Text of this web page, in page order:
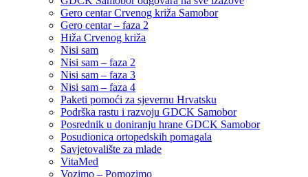
Gero centar Crvenog križa Samobor
Gero centar – faza 2
Hiža Crvenog križa
Nisi sam
Nisi sam – faza 2
Nisi sam – faza 3
Nisi sam – faza 4
Paketi pomoći za sjevernu Hrvatsku
Podrška rastu i razvoju GDCK Samobor
Posrednik u doniranju hrane GDCK Samobor
Posudionica ortopedskih pomagala
Savjetovalište za mlade
VitaMed
Vozimo – Pomozimo